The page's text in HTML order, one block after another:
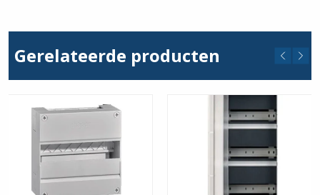
Gerelateerde producten